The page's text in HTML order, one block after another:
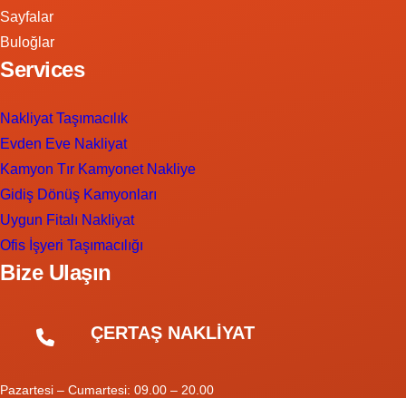
Sayfalar
Buloğlar
Services
Nakliyat Taşımacılık
Evden Eve Nakliyat
Kamyon Tır Kamyonet Nakliye
Gidiş Dönüş Kamyonları
Uygun Fitalı Nakliyat
Ofis İşyeri Taşımacılığı
Bize Ulaşın
ÇERTAŞ NAKLİYAT
Pazartesi – Cumartesi: 09.00 – 20.00